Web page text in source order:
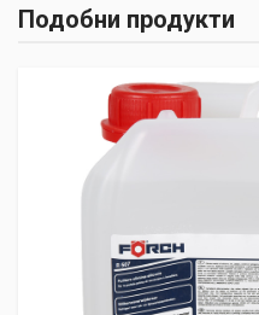
Подобни продукти